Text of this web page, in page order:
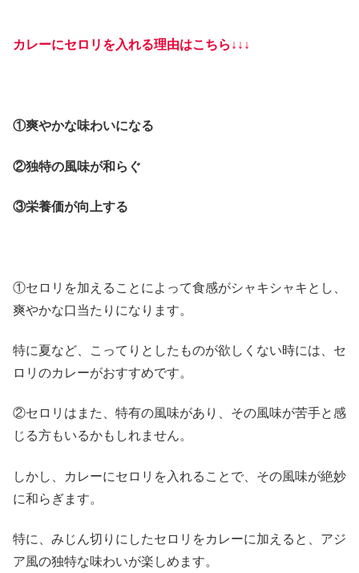
カレーにセロリを入れる理由はこちら↓↓↓
①爽やかな味わいになる
②独特の風味が和らぐ
③栄養価が向上する
①セロリを加えることによって食感がシャキシャキとし、
爽やかな口当たりになります。
特に夏など、こってりとしたものが欲しくない時には、セ
ロリのカレーがおすすめです。
②セロリはまた、特有の風味があり、その風味が苦手と感
じる方もいるかもしれません。
しかし、カレーにセロリを入れることで、その風味が絶妙
に和らぎます。
特に、みじん切りにしたセロリをカレーに加えると、アジ
ア風の独特な味わいが楽しめます。